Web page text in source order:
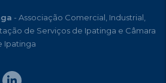
- Associação Comercial, Industrial,
de Serviços de Ipatinga e Câmara
Ipatinga